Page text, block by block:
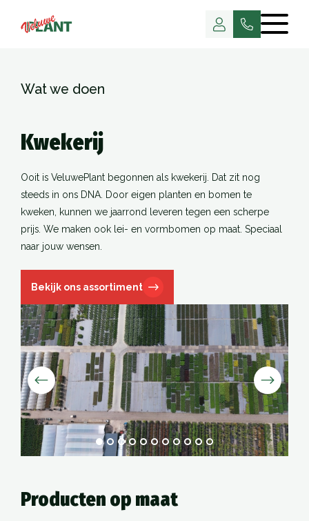
Wat we doen
Kwekerij
Ooit is VeluwePlant begonnen als kwekerij. Dat zit nog
steeds in ons DNA. Door eigen planten en bomen te
kweken, kunnen we jaarrond leveren tegen een scherpe
prijs. We maken ook lei- en vormbomen op maat. Speciaal
naar jouw wensen.
Bekijk ons assortiment
Producten op maat